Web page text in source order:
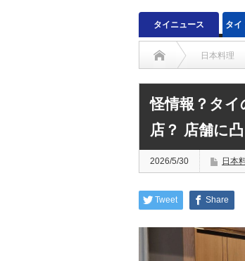
タイニュース タイ
日本料理
怪情報？タ
店？ 店舗に
2026/5/30 日本
Tweet Share